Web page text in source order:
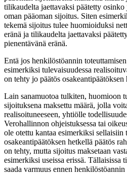
tilikaudelta jaettavaksi päätetty osinko
oman pääoman sijoitus. Siten
tekemä sijoitus tulee huomioiduksi
eränä ja tilikaudelta jaettavaksi
pienentävänä eränä.
Entä jos henkilöstöannin
esimerkiksi tulevaisuudessa
on tehty jo päätös osakeantipäätöksen
Lain sanamuotoa tulkiten, huomioon
sijoituksena maksettu määrä, jolla
realisoituneeseen, yhtiölle
Verohallinnon ohjeistuksessa tai
ole otettu kantaa esimerkiksi sellaisiin
osakeantipäätöksen hetkellä päätös
on tehty, mutta sijoitus maksetaan
esimerkiksi useissa erissä. Tällaisissa
saada varmuus ennen henkilöstöannin